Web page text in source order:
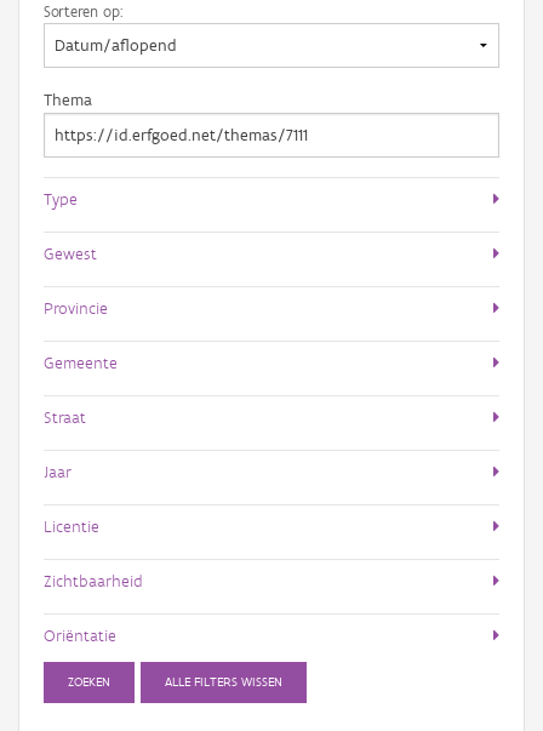
Sorteren op:
Thema
Type
Gewest
Provincie
Gemeente
Straat
Jaar
Licentie
Zichtbaarheid
Oriëntatie
ZOEKEN ALLE FILTERS WISSEN